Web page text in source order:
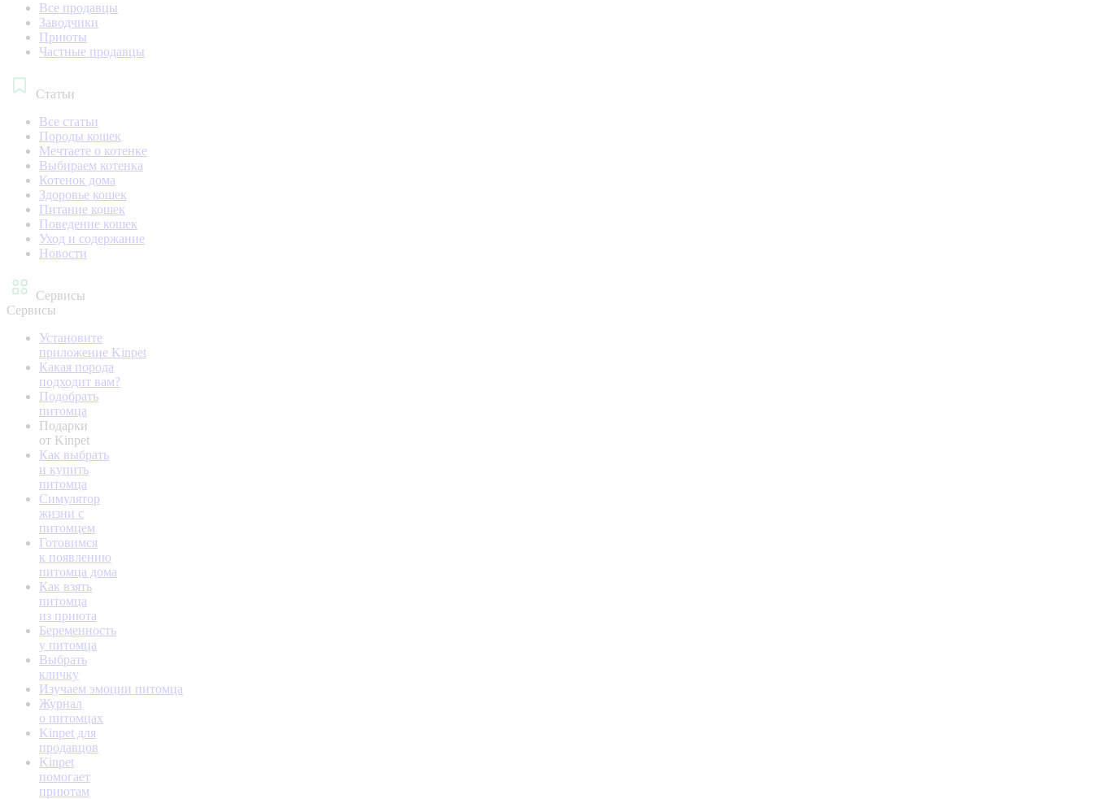
Все продавцы
Заводчики
Приюты
Частные продавцы
Статьи
Все статьи
Породы кошек
Мечтаете о котенке
Выбираем котенка
Котенок дома
Здоровье кошек
Питание кошек
Поведение кошек
Уход и содержание
Новости
Сервисы
Сервисы
Установите
приложение Kinpet
Какая порода
подходит вам?
Подобрать
питомца
Подарки
от Kinpet
Как выбрать
и купить
питомца
Симулятор
жизни с
питомцем
Готовимся
к появлению
питомца дома
Как взять
питомца
из приюта
Беременность
у питомца
Выбрать
кличку
Изучаем эмоции питомца
Журнал
о питомцах
Kinpet для
продавцов
Kinpet
помогает
приютам